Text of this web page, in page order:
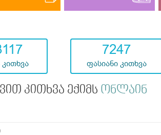
7247
ფასიანი კითხვა
კითხვა ექიმს ონლაინ